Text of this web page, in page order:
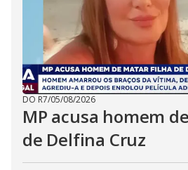
DO R7/05/08/2026
MP acusa homem
de Delfina Cruz